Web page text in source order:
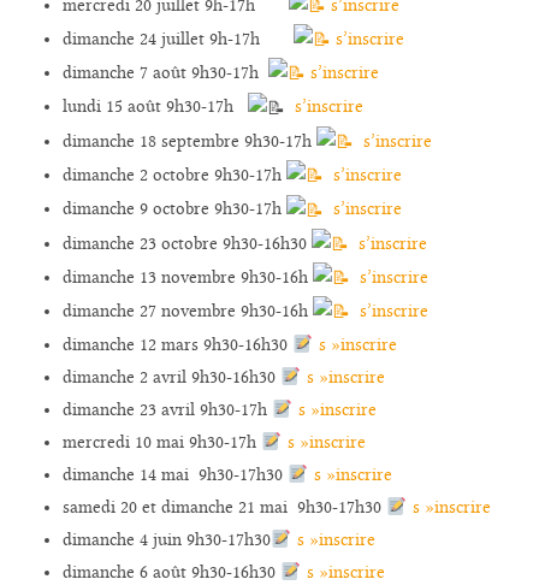
mercredi 20 juillet 9h-17h
s’inscrire
dimanche 24 juillet 9h-17h
s’inscrire
dimanche 7 août 9h30-17h
s’inscrire
lundi 15 août 9h30-17h
s’inscrire
dimanche 18 septembre 9h30-17h
s’inscrire
dimanche 2 octobre 9h30-17h
s’inscrire
dimanche 9 octobre 9h30-17h
s’inscrire
dimanche 23 octobre 9h30-16h30
s’inscrire
dimanche 13 novembre 9h30-16h
s’inscrire
dimanche 27 novembre 9h30-16h
s’inscrire
dimanche 12 mars 9h30-16h30
s »inscrire
dimanche 2 avril 9h30-16h30
s »inscrire
dimanche 23 avril 9h30-17h
s »inscrire
mercredi 10 mai 9h30-17h
s »inscrire
dimanche 14 mai 9h30-17h30
s »inscrire
samedi 20 et dimanche 21 mai 9h30-17h30
s »inscrire
dimanche 4 juin 9h30-17h30
s »inscrire
dimanche 6 août 9h30-16h30
s »inscrire